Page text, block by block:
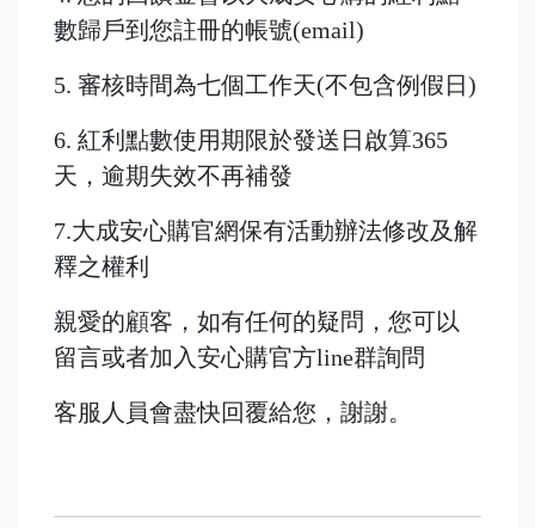
數歸戶到您註冊的帳號(email)
5. 審核時間為七個工作天(不包含例假日)
6. 紅利點數使用期限於發送日啟算365
天，逾期失效不再補發
7.大成安心購官網保有活動辦法修改及解
釋之權利
親愛的顧客，如有任何的疑問，您可以
留言或者加入安心購官方line群詢問
客服人員會盡快回覆給您，謝謝。